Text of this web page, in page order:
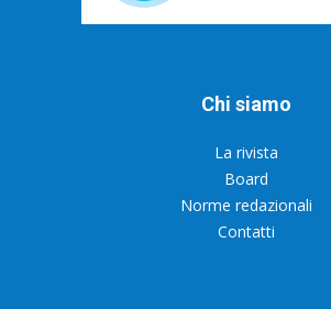
Chi siamo
La rivista
Board
Norme redazionali
Contatti